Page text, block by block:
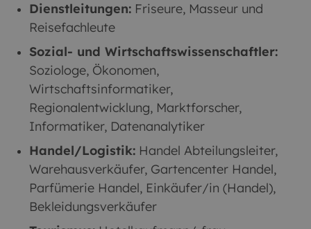
Dienstleitungen:Friseure, Masseur und
Reisefachleute
Sozial- und Wirtschaftswissenschaftler:
Soziologe, Ökonomen,
Wirtschaftsinformatiker,
Regionalentwicklung, Marktforscher,
Informatiker, Datenanalytiker
Handel/Logistik:Handel Abteilungsleiter,
Warehausverkäufer, Gartencenter Handel,
Parfümerie Handel, Einkäufer/in (Handel),
Bekleidungsverkäufer